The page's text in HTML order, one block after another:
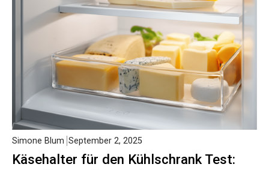
Käsehalter für den Kühlschrank Test:
Simone Blum September 2, 2025